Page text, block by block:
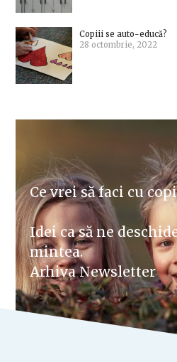
Copiii se auto-educă?
28 octombrie, 2022
Ce vrei să faci cu
Idei ca să ne
mintea.
Arhiva Newsletter